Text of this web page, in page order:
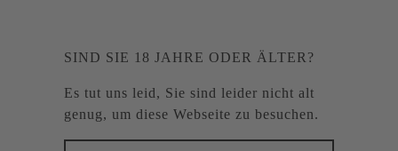
SIND SIE 18 JAHRE ODER ÄLTER?
Es tut uns leid, Sie sind leider nicht alt
genug, um diese Webseite zu besuchen.